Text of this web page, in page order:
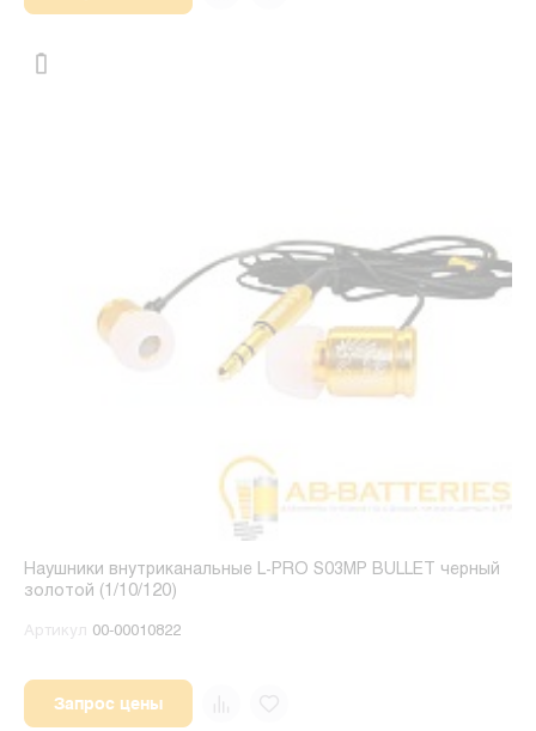
Наушники внутриканальные L-PRO S03MP BULLET черный
золотой (1/10/120)
Артикул 00-00010822
Запрос цены